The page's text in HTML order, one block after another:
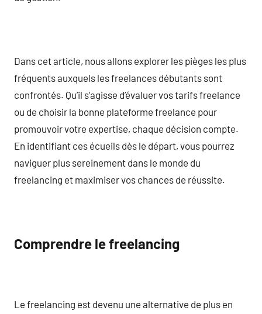
Dans cet article, nous allons explorer les pièges les plus
fréquents auxquels les freelances débutants sont
confrontés. Qu’il s’agisse d’évaluer vos tarifs freelance
ou de choisir la bonne plateforme freelance pour
promouvoir votre expertise, chaque décision compte.
En identifiant ces écueils dès le départ, vous pourrez
naviguer plus sereinement dans le monde du
freelancing et maximiser vos chances de réussite.
Comprendre le freelancing
Le freelancing est devenu une alternative de plus en